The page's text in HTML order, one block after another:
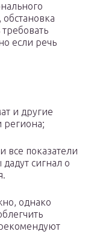
если речь
и другие
региона;
все показатели
сигнал о
однако